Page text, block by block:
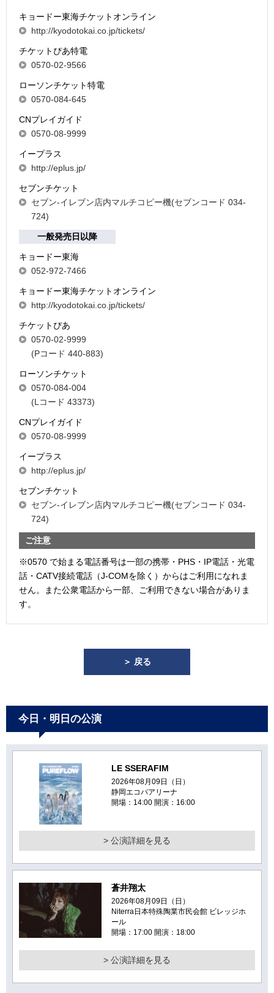
キョードー東海チケットオンライン
http://kyodotokai.co.jp/tickets/
チケットぴあ特電
0570-02-9566
ローソンチケット特電
0570-084-645
CNプレイガイド
0570-08-9999
イープラス
http://eplus.jp/
セブンチケット
セブン-イレブン店内マルチコピー機(セブンコード 034-
724)
一般発売日以降
キョードー東海
052-972-7466
キョードー東海チケットオンライン
http://kyodotokai.co.jp/tickets/
チケットぴあ
0570-02-9999
(Pコード 440-883)
ローソンチケット
0570-084-004
(Lコード 43373)
CNプレイガイド
0570-08-9999
イープラス
http://eplus.jp/
セブンチケット
セブン-イレブン店内マルチコピー機(セブンコード 034-
724)
ご注意
※0570 で始まる電話番号は一部の携帯・PHS・IP電話・光電
話・CATV接続電話（J-COMを除く）からはご利用になれま
せん。また公衆電話から一部、ご利用できない場合がありま
す。
＞ 戻る
今日・明日の公演
LE SSERAFIM
2026年08月09日（日）
静岡エコパアリーナ
開場：14:00 開演：16:00
> 公演詳細を見る
蒼井翔太
2026年08月09日（日）
Niterra日本特殊陶業市民会館 ビレッジホ
ール
開場：17:00 開演：18:00
> 公演詳細を見る